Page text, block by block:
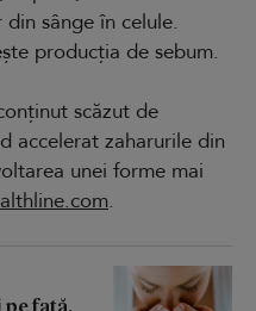
sânge în celule.
producția de sebum.
scăzut de
accelerat zaharurile din
unei forme mai
.
pe față.